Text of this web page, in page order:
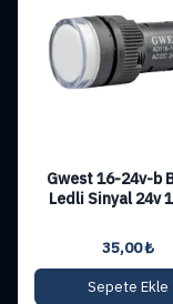
Gwest 16-24v-b
Ledli Sinyal 24v
35,00₺
Sepete Ekle